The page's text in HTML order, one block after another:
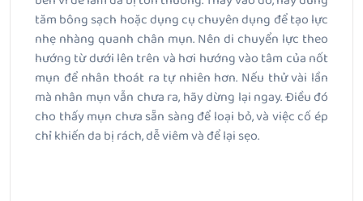
tăm bông sạch hoặc dụng cụ chuyên dụng để tạo lực
nhẹ nhàng quanh chân mụn. Nên di chuyển lực theo
hướng từ dưới lên trên và hơi hướng vào tâm của nốt
mụn để nhân thoát ra tự nhiên hơn. Nếu thử vài lần
mà nhân mụn vẫn chưa ra, hãy dừng lại ngay. Điều đó
cho thấy mụn chưa sẵn sàng để loại bỏ, và việc cố ép
chỉ khiến da bị rách, dễ viêm và để lại sẹo.